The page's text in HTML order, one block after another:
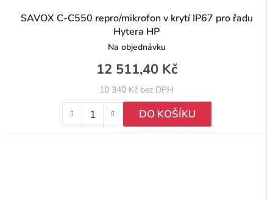
SAVOX C-C550 repro/mikrofon v krytí IP67 pro řadu
Hytera HP
Na objednávku
10 340 Kč bez DPH
12 511,40 Kč
DO KOŠÍKU